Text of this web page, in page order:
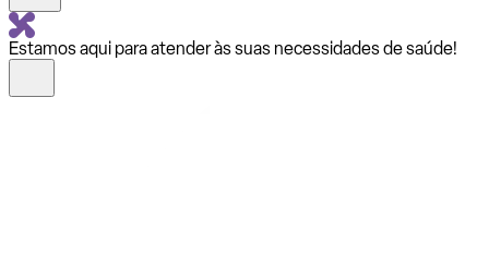
Estamos aqui para atender às suas necessidades de saúde!